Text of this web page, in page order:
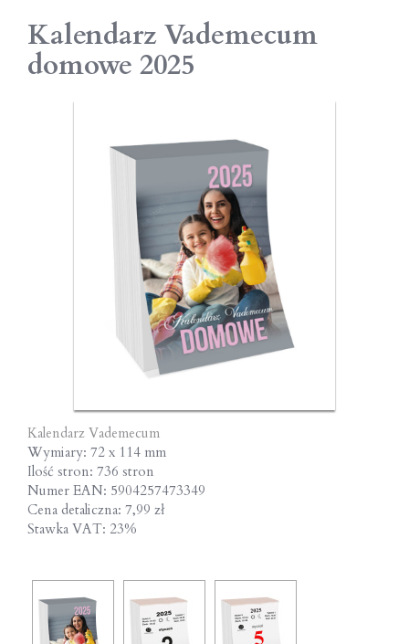
Kalendarz Vademecum
domowe 2025
Kalendarz Vademecum
Wymiary: 72 x 114 mm
Ilość stron: 736 stron
Numer EAN: 5904257473349
Cena detaliczna: 7,99 zł
Stawka VAT: 23%